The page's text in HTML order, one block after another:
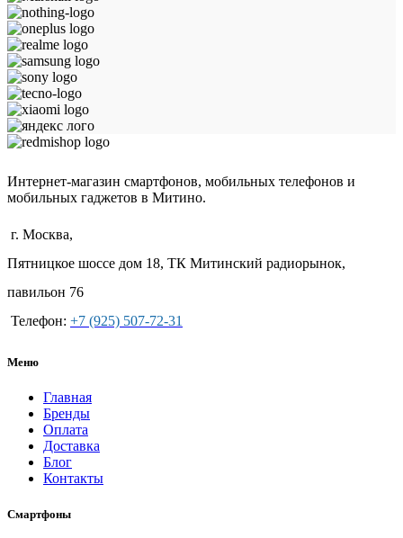
Интернет-магазин смартфонов, мобильных телефонов и
мобильных гаджетов в Митино.
г. Москва,
Пятницкое шоссе дом 18, ТК Митинский радиорынок,
павильон 76
Телефон: +7 (925) 507-72-31
Меню
Главная
Бренды
Оплата
Доставка
Блог
Контакты
Смартфоны